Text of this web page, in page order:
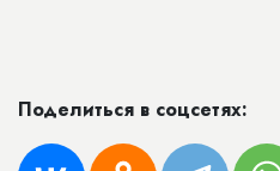
Поделиться в соцсетях: